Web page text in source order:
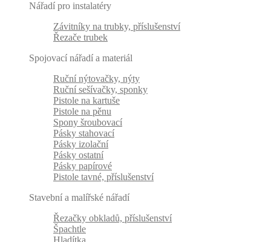
Nářadí pro instalatéry
Závitníky na trubky, příslušenství
Řezače trubek
Spojovací nářadí a materiál
Ruční nýtovačky, nýty
Ruční sešívačky, sponky
Pistole na kartuše
Pistole na pěnu
Spony šroubovací
Pásky stahovací
Pásky izolační
Pásky ostatní
Pásky papírové
Pistole tavné, příslušenství
Stavební a malířské nářadí
Řezačky obkladů, příslušenství
Špachtle